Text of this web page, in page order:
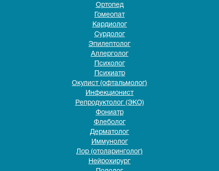
Ортопед
Гомеопат
Кардиолог
Сурдолог
Эпилептолог
Аллерголог
Психолог
Психиатр
Окулист (офтальмолог)
Инфекционист
Репродуктолог (ЭКО)
Фониатр
Флеболог
Дерматолог
Иммунолог
Лор (отоларинголог)
Нейрохирург